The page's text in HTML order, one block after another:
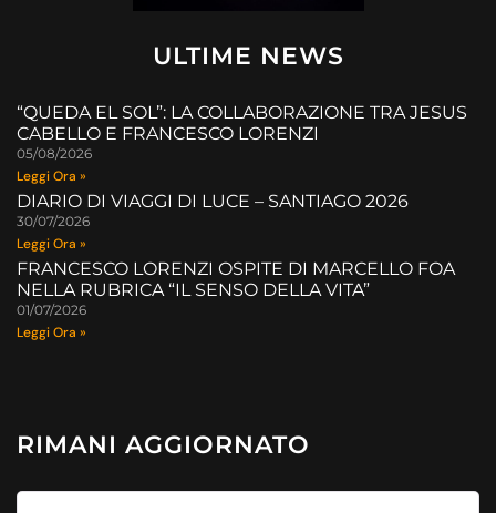
ULTIME NEWS
“QUEDA EL SOL”: LA COLLABORAZIONE TRA JESUS
CABELLO E FRANCESCO LORENZI
05/08/2026
Leggi Ora »
DIARIO DI VIAGGI DI LUCE – SANTIAGO 2026
30/07/2026
Leggi Ora »
FRANCESCO LORENZI OSPITE DI MARCELLO FOA
NELLA RUBRICA “IL SENSO DELLA VITA”
01/07/2026
Leggi Ora »
RIMANI AGGIORNATO